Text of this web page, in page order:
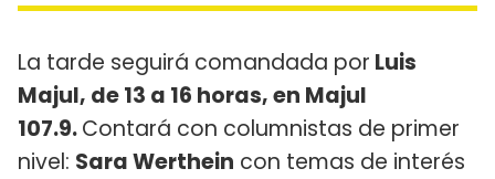
La tarde seguirá comandada por Luis
Majul, de 13 a 16 horas, en Majul
107.9.Contará con columnistas de primer
nivel: Sara Werthein con temas de interés